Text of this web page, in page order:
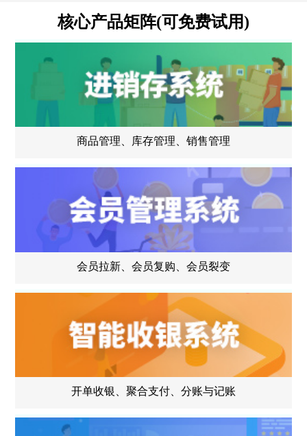
核心产品矩阵(可免费试用)
商品管理、库存管理、销售管理
会员拉新、会员复购、会员裂变
开单收银、聚合支付、分账与记账